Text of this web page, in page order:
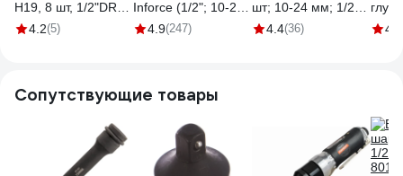
H19, 8 шт, 1/2"DR
Gigant G-12H6H19
4.2(5)
Inforce (1/2"; 10-24
мм) 11-01-261
4.9(247)
шт; 10-24 мм; 1/2
DR) Gigant G-11323
4.4(36)
(104.9
Сопутствующие товары